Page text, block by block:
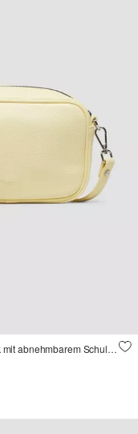
Camera-Bag in Leder-Optik mit abnehmbarem Schultergurt